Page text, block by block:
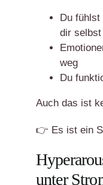
Du
dir selbst
weg
Du
Auch das ist
👉 Es ist ein
unter